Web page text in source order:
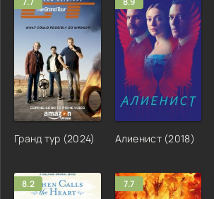
Гранд тур (2024) Алиенист (2018)
8.2 7.7